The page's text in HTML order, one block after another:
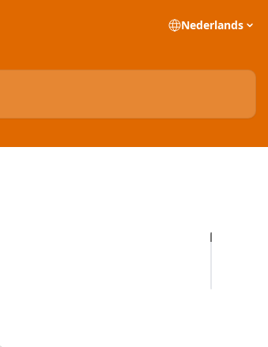
Nederlands